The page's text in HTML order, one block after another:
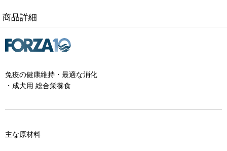
商品詳細
免疫の健康維持・最適な消化
・成犬用 総合栄養食
主な原材料